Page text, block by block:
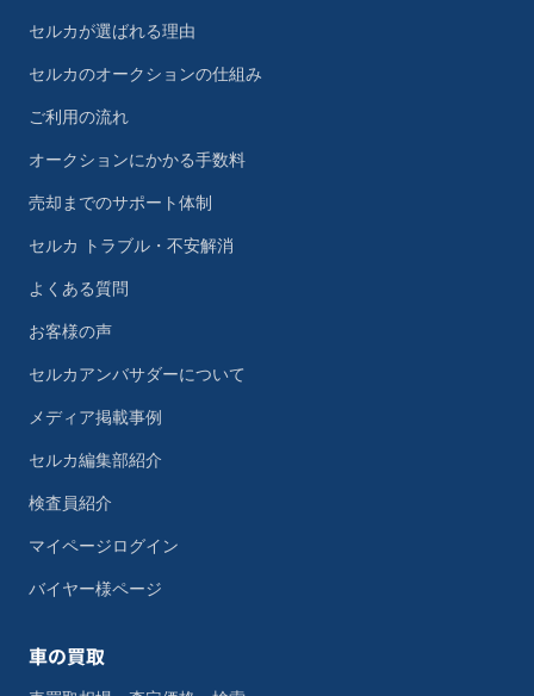
セルカが選ばれる理由
セルカのオークションの仕組み
ご利用の流れ
オークションにかかる手数料
売却までのサポート体制
セルカ トラブル・不安解消
よくある質問
お客様の声
セルカアンバサダーについて
メディア掲載事例
セルカ編集部紹介
検査員紹介
マイページログイン
バイヤー様ページ
車の買取